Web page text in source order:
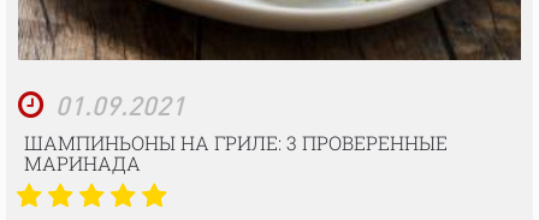
01.09.2021
ШАМПИНЬОНЫ НА ГРИЛЕ: 3 ПРОВЕРЕННЫЕ
МАРИНАДА